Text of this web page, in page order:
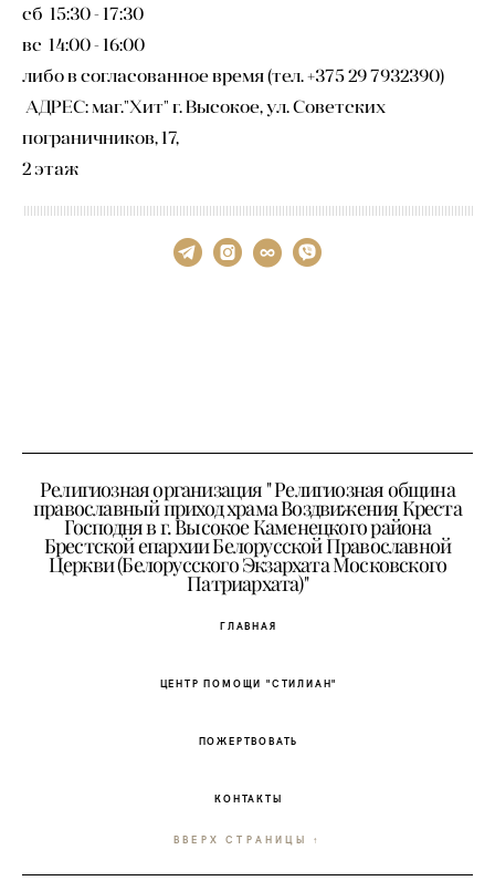
сб 15:30 - 17:30
вс 14:00 - 16:00
либо в согласованное время (тел. +375 29 7932390)
АДРЕС: маг."Хит" г. Высокое, ул. Советских
пограничников, 17,
2 этаж
Религиозная организация " Религиозная община
православный приход храма Воздвижения Креста
Господня в г. Высокое Каменецкого района
Брестской епархии Белорусской Православной
Церкви (Белорусского Экзархата Московского
Патриархата)"
ГЛАВНАЯ
ЦЕНТР ПОМОЩИ "СТИЛИАН"
ПОЖЕРТВОВАТЬ
КОНТАКТЫ
ВВЕРХ СТРАНИЦЫ ↑